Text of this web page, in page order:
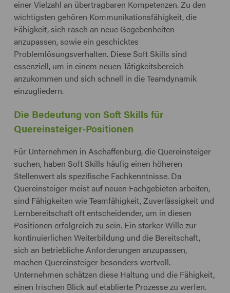
einer Vielzahl an übertragbaren Kompetenzen. Zu den
wichtigsten gehören Kommunikationsfähigkeit, die
Fähigkeit, sich rasch an neue Gegebenheiten
anzupassen, sowie ein geschicktes
Problemlösungsverhalten. Diese Soft Skills sind
essenziell, um in einem neuen Tätigkeitsbereich
anzukommen und sich schnell in die Teamdynamik
einzugliedern.
Die Bedeutung von Soft Skills für
Quereinsteiger-Positionen
Für Unternehmen in Aschaffenburg, die Quereinsteiger
suchen, haben Soft Skills häufig einen höheren
Stellenwert als spezifische Fachkenntnisse. Da
Quereinsteiger meist auf neuen Fachgebieten arbeiten,
sind Fähigkeiten wie Teamfähigkeit, Zuverlässigkeit und
Lernbereitschaft oft entscheidender, um in diesen
Positionen erfolgreich zu sein. Ein starker Wille zur
kontinuierlichen Weiterbildung und die Bereitschaft,
sich an betriebliche Anforderungen anzupassen,
machen Quereinsteiger besonders wertvoll.
Unternehmen schätzen diese Haltung und die Fähigkeit,
einen frischen Blick auf etablierte Prozesse zu werfen.